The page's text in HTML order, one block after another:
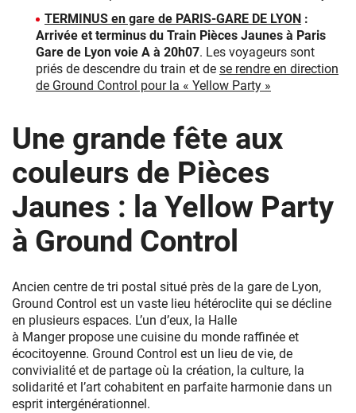
TERMINUS en gare de PARIS-GARE DE LYON :
Arrivée et terminus du Train Pièces Jaunes à Paris
Gare de Lyon voie A à 20h07. Les voyageurs sont
priés de descendre du train et de se rendre en direction
de Ground Control pour la « Yellow Party »
Une grande fête aux
couleurs de Pièces
Jaunes : la Yellow Party
à Ground Control
Ancien centre de tri postal situé près de la gare de Lyon,
Ground Control est un vaste lieu hétéroclite qui se décline
en plusieurs espaces. L’un d’eux, la Halle
à Manger propose une cuisine du monde raffinée et
écocitoyenne. Ground Control est un lieu de vie, de
convivialité et de partage où la création, la culture, la
solidarité et l’art cohabitent en parfaite harmonie dans un
esprit intergénérationnel.